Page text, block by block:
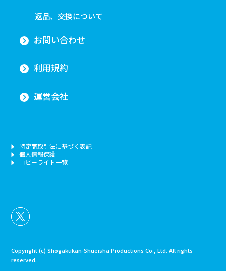
返品、交換について
お問い合わせ
利用規約
運営会社
特定商取引法に基づく表記
個人情報保護
コピーライト一覧
Copyright (c) Shogakukan-Shueisha Productions Co., Ltd. All rights
reserved.